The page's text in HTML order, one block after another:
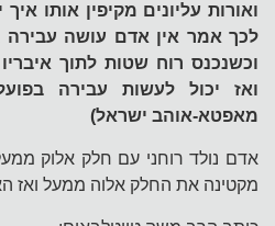
ואורות עליונים מקיפין אותו
לכך אמר אין אדם עושה עבירה
וכשנכנס רוח שטות לתוך
ואז יכול לעשות עבירה
מאפטא-אוהב ישראל)
אדם נולד רוחני עם חלק אלוק
מקטינה את החלק אלוה ממעל ואז